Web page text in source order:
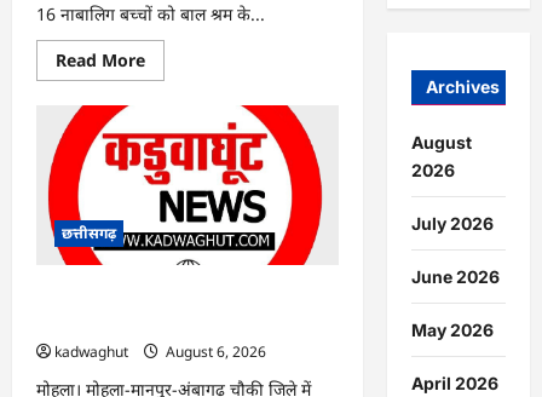
16 नाबालिग बच्चों को बाल श्रम के...
Read MoreRead
more
16
बाल
श्रमिकों
का
सुरक्षित
रेस्क्यू,
संदिग्ध
ठेकेदार
छत्तीसगढ़
kadwaghut
August 6, 2026
मोहला। मोहला-मानपुर-अंबागढ़ चौकी जिले में
Archives
August
2026
July 2026
June 2026
May 2026
April 2026